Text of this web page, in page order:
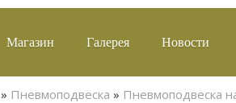
Магазин Галерея Новости
» Пневмоподвеска » Пневмоподвеска